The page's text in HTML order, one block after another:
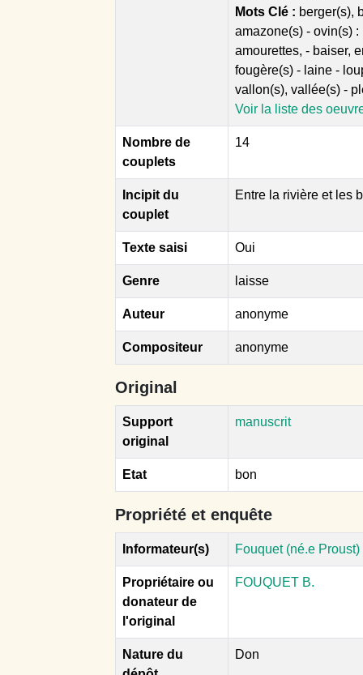
Mots Clé : berger(s),
amazone(s) - ovin(s)
amourettes, - baiser,
fougère(s) - laine -
vallon(s), vallée(s) -
Voir la liste des
Nombre de
couplets
14
Incipit du
couplet
Entre la rivière et les
Texte saisi Oui
Genre laisse
Auteur anonyme
Compositeur anonyme
Original
Support
original
manuscrit
Etat bon
Propriété et enquête
Informateur(s) Fouquet (né.e
Propriétaire ou
donateur de
l'original
FOUQUET B.
Nature du
Don